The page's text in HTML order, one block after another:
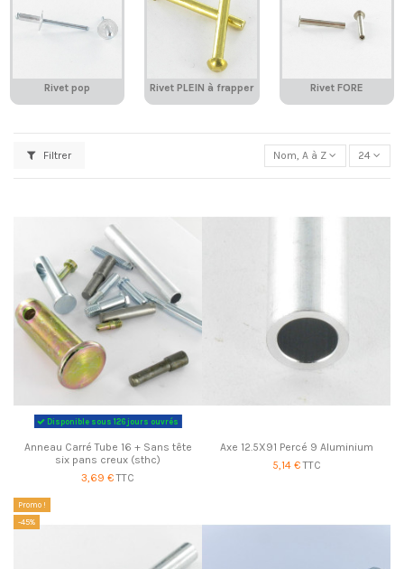
Rivet pop Rivet PLEIN à frapper Rivet FORE
Filtrer Nom, A à Z 24
Disponible sous 126 jours ouvrés
Anneau Carré Tube 16 + Sans tête
six pans creux (sthc)
3,69 €TTC
Axe 12.5X91 Percé 9 Aluminium
5,14 €TTC
Promo !
-45%